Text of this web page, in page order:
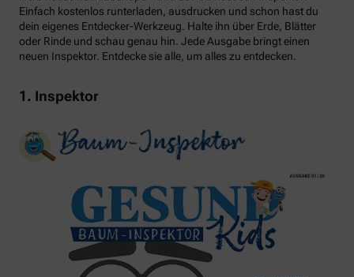
Einfach kostenlos runterladen, ausdrucken und schon hast du
dein eigenes Entdecker-Werkzeug. Halte ihn über Erde, Blätter
oder Rinde und schau genau hin. Jede Ausgabe bringt einen
neuen Inspektor. Entdecke sie alle, um alles zu entdecken.
1. Inspektor